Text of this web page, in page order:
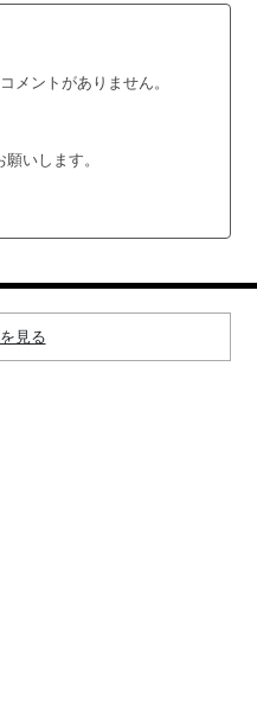
メントがありません。
いします。
見る